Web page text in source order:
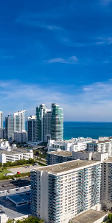
Ihnen über Cookies
anzeigen. Über
Cookies gespeichert.
akzeptieren.